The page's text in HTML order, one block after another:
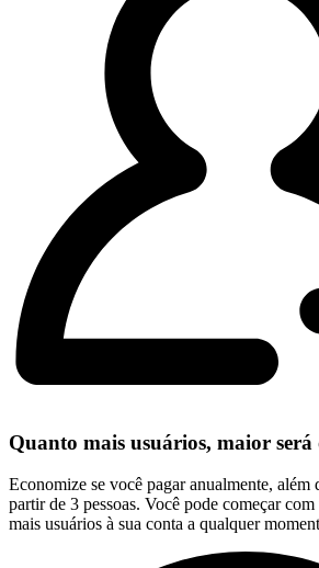
Quanto mais usuários, maior será
Economize se você pagar anualmente, além
partir de 3 pessoas. Você pode começar
mais usuários à sua conta a qualquer